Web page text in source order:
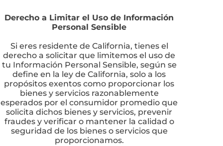
Derecho a Limitar el Uso de Información
Personal Sensible
Si eres residente de California, tienes el
derecho a solicitar que limitemos el uso de
tu Información Personal Sensible, según se
define en la ley de California, solo a los
propósitos exentos como proporcionar los
bienes y servicios razonablemente
esperados por el consumidor promedio que
solicita dichos bienes y servicios, prevenir
fraudes y verificar o mantener la calidad o
seguridad de los bienes o servicios que
proporcionamos.